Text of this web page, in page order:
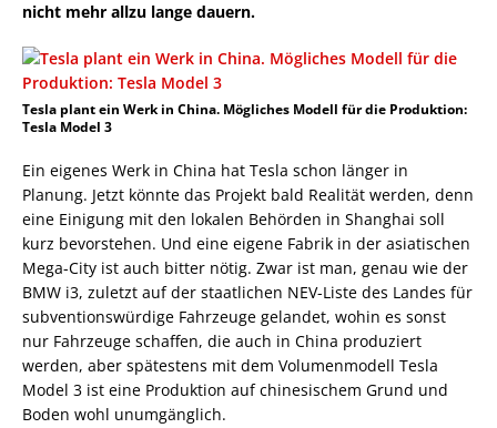
nicht mehr allzu lange dauern.
Tesla plant ein Werk in China. Mögliches Modell für die Produktion:
Tesla Model 3
Ein eigenes Werk in China hat Tesla schon länger in
Planung. Jetzt könnte das Projekt bald Realität werden, denn
eine Einigung mit den lokalen Behörden in Shanghai soll
kurz bevorstehen. Und eine eigene Fabrik in der asiatischen
Mega-City ist auch bitter nötig. Zwar ist man, genau wie der
BMW i3, zuletzt auf der staatlichen NEV-Liste des Landes für
subventionswürdige Fahrzeuge gelandet, wohin es sonst
nur Fahrzeuge schaffen, die auch in China produziert
werden, aber spätestens mit dem Volumenmodell Tesla
Model 3 ist eine Produktion auf chinesischem Grund und
Boden wohl unumgänglich.